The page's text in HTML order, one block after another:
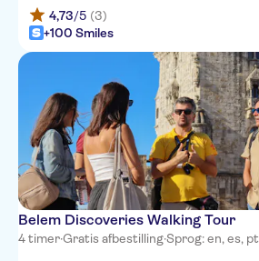
4,73/5 (3)
+100 Smiles
Belem Discoveries Walking Tour
4 timer·Gratis afbestilling·Sprog: en, es, pt